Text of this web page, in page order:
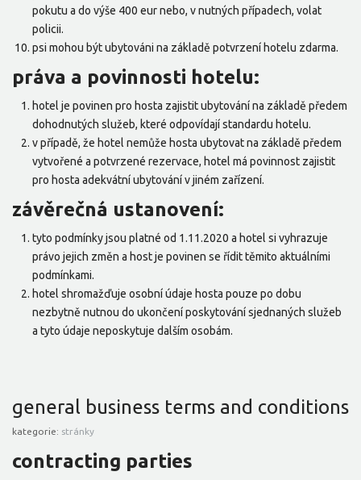
pokutu a do výše 400 eur nebo, v nutných případech, volat
policii.
psi mohou být ubytováni na základě potvrzení hotelu zdarma.
práva a povinnosti hotelu:
hotel je povinen pro hosta zajistit ubytování na základě předem
dohodnutých služeb, které odpovídají standardu hotelu.
v případě, že hotel nemůže hosta ubytovat na základě předem
vytvořené a potvrzené rezervace, hotel má povinnost zajistit
pro hosta adekvátní ubytování v jiném zařízení.
závěrečná ustanovení:
tyto podmínky jsou platné od 1.11.2020 a hotel si vyhrazuje
právo jejich změn a host je povinen se řídit těmito aktuálními
podmínkami.
hotel shromažďuje osobní údaje hosta pouze po dobu
nezbytně nutnou do ukončení poskytování sjednaných služeb
a tyto údaje neposkytuje dalším osobám.
general business terms and conditions
kategorie: stránky
contracting parties